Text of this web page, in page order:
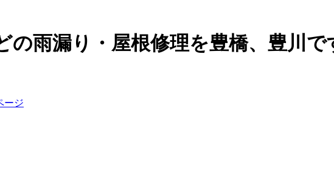
の雨漏り・屋根修理を豊橋、豊川